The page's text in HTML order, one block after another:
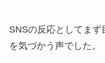
SNSの反応としてま
を気づかう声でした。